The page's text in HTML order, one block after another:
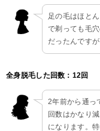
足の毛はほと
で剃っても毛
だったんです
全身脱毛した回数：12回
2年前から通っ
回数はかなり
になります。